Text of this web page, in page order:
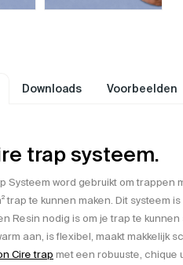
Downloads Voorbeelden
trap systeem.
Systeem word gebruikt om trappen
trap te kunnen maken. Dit systeem
Resin nodig is om je trap te
aan, is flexibel, maakt makkelijk
Cire trap met een robuuste, chique